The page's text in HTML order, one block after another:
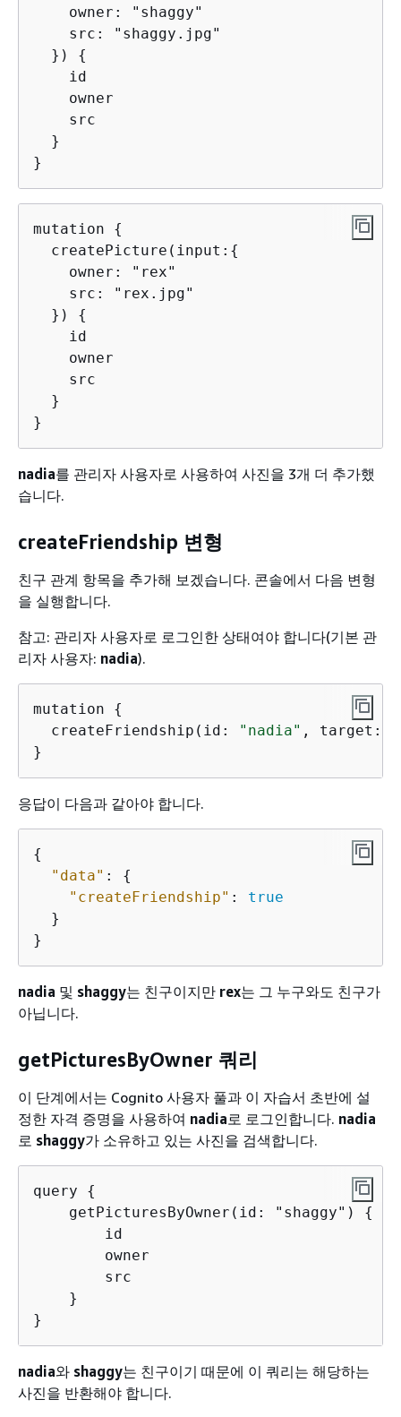
    owner: "shaggy"
    src: "shaggy.jpg"
  })
{
    id
    owner
    src
  }
}
mutation {
  createPicture(input:
{
    owner: "rex"
    src: "rex.jpg"
  })
{
    id
    owner
    src
  }
}
nadia를 관리자 사용자로 사용하여 사진을 3개 더 추가했
습니다.
createFriendship 변형
친구 관계 항목을 추가해 보겠습니다. 콘솔에서 다음 변형
을 실행합니다.
참고: 관리자 사용자로 로그인한 상태여야 합니다(기본 관
리자 사용자: nadia).
mutation {
  createFriendship(id:
"nadia" , target:
}
응답이 다음과 같아야 합니다.
{
"data" : {
"createFriendship" : true
  }
}
nadia 및 shaggy는 친구이지만 rex는 그 누구와도 친구가
아닙니다.
getPicturesByOwner 쿼리
이 단계에서는 Cognito 사용자 풀과 이 자습서 초반에 설
정한 자격 증명을 사용하여 nadia 로 로그인합니다. nadia
로 shaggy가 소유하고 있는 사진을 검색합니다.
query {
    getPicturesByOwner(id: "shaggy")
{
        id
        owner
        src
    }
}
nadia와 shaggy는 친구이기 때문에 이 쿼리는 해당하는
사진을 반환해야 합니다.